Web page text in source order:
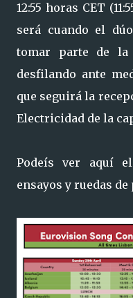
12:55 horas CET
será cuando el
tomar parte de la
desfilando ante
que seguirá la
Electricidad de la
Podeís ver aquí
ensayos y ruedas de